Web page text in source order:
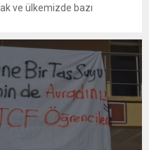
ve ülkemizde bazı
öldü. ”Doğal...